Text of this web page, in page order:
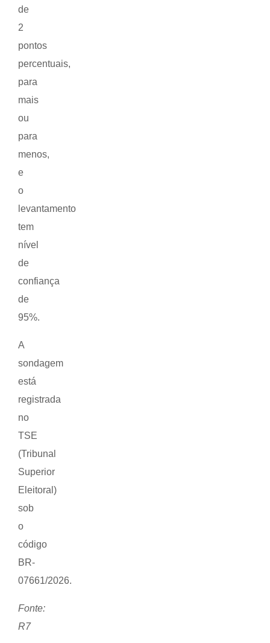
de
2
pontos
percentuais,
para
mais
ou
para
menos,
e
o
levantamento
tem
nível
de
confiança
de
95%.
A
sondagem
está
registrada
no
TSE
(Tribunal
Superior
Eleitoral)
sob
o
código
BR-
07661/2026.
Fonte:
R7